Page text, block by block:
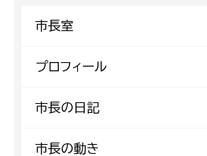
市長室
プロフィール
市長の日記
市長の動き